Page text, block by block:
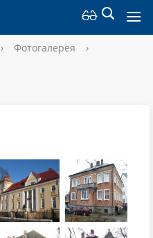
› Фотогалерея
›